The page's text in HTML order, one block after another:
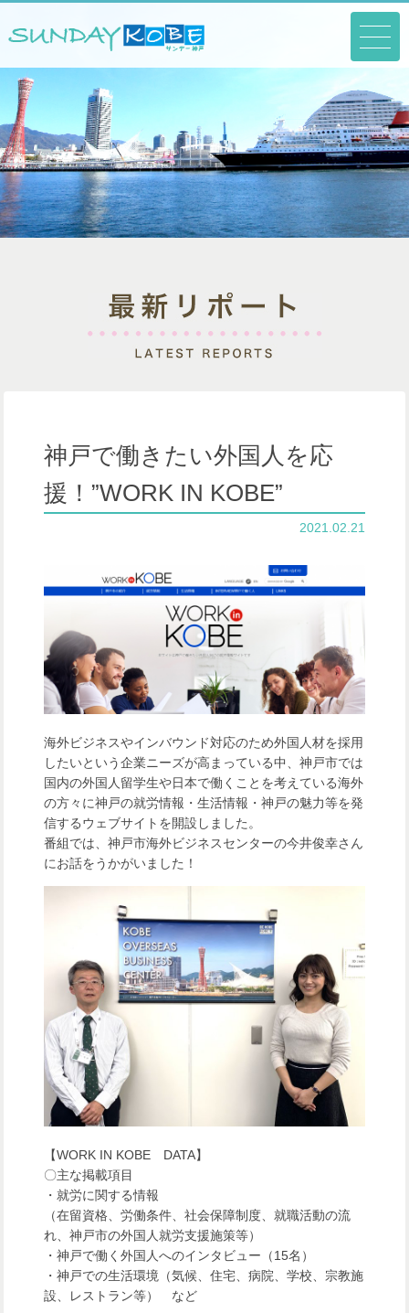
神戸で働きたい外国人を応
援！”WORK IN KOBE”
2021.02.21
海外ビジネスやインバウンド対応のため外国人材を採用
したいという企業ニーズが高まっている中、神戸市では
国内の外国人留学生や日本で働くことを考えている海外
の方々に神戸の就労情報・生活情報・神戸の魅力等を発
信するウェブサイトを開設しました。
番組では、神戸市海外ビジネスセンターの今井俊幸さん
にお話をうかがいました！
【WORK IN KOBE DATA】
〇主な掲載項目
・就労に関する情報
（在留資格、労働条件、社会保障制度、就職活動の流
れ、神戸市の外国人就労支援施策等）
・神戸で働く外国人へのインタビュー（15名）
・神戸での生活環境（気候、住宅、病院、学校、宗教施
設、レストラン等） など